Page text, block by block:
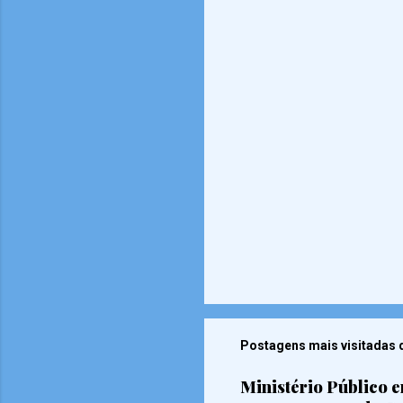
Postagens mais visitadas
Ministério Público